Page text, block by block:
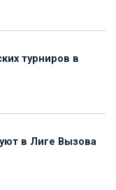
турниров в
в Лиге Вызова